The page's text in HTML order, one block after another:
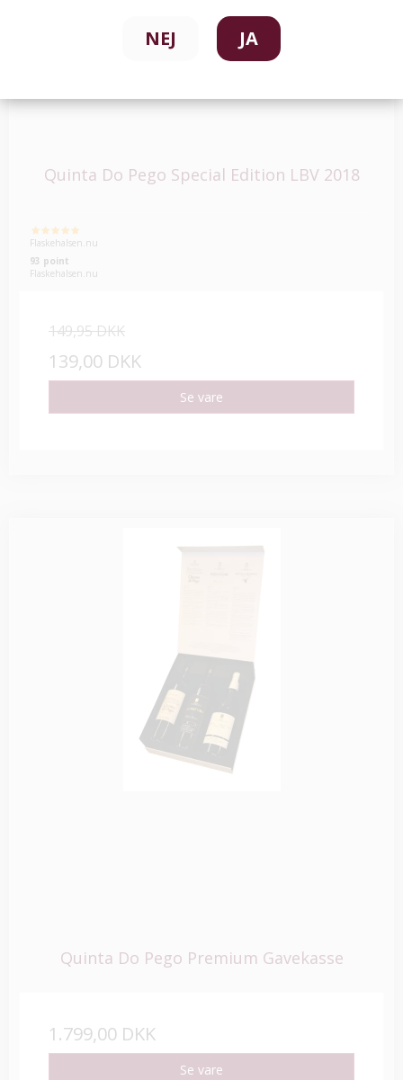
Quinta Do Pego Special Edition LBV 2018
Flaskehalsen.nu
93 point
Flaskehalsen.nu
149,95 DKK
139,00 DKK
Se vare
Quinta Do Pego Premium Gavekasse
1.799,00 DKK
Se vare
NEJ JA